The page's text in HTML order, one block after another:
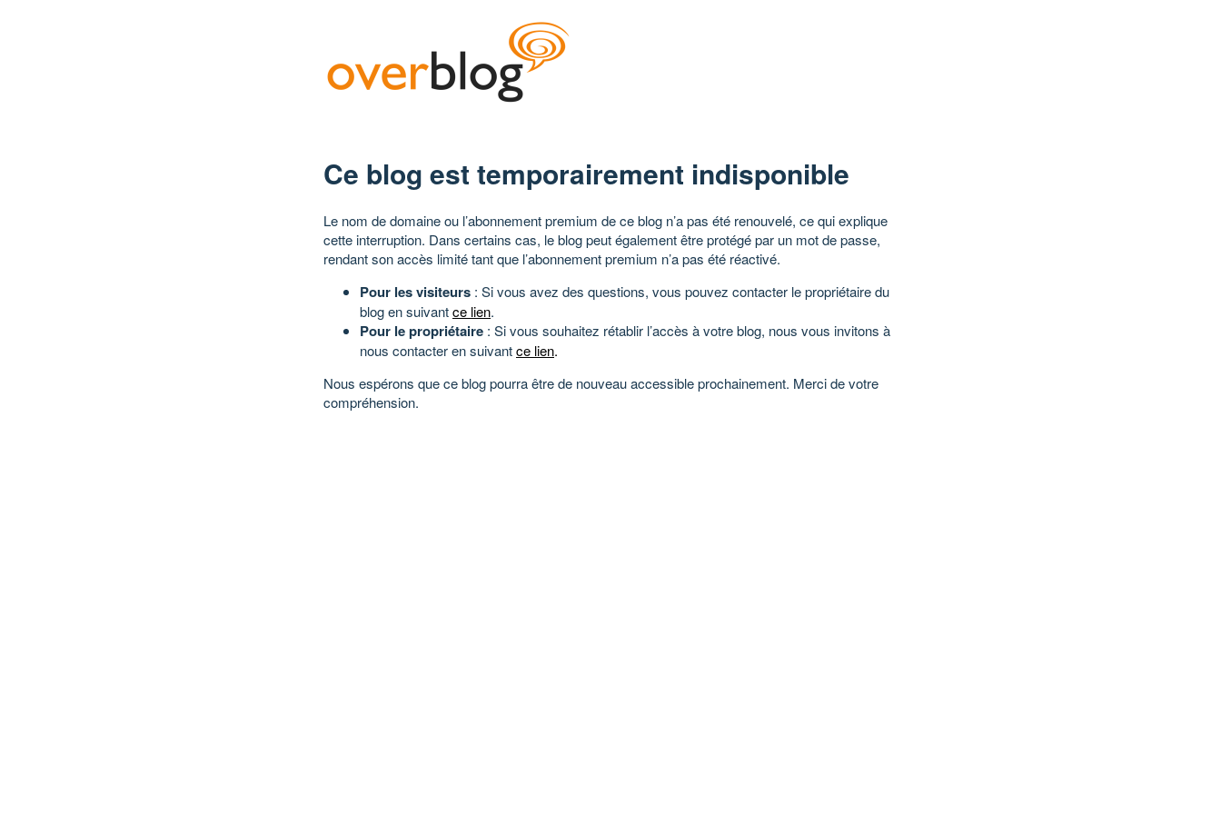
Ce blog est temporairement indisponible
Le nom de domaine ou l’abonnement premium de ce blog n’a pas été renouvelé, ce qui explique
cette interruption. Dans certains cas, le blog peut également être protégé par un mot de passe,
rendant son accès limité tant que l’abonnement premium n’a pas été réactivé.
Pour les visiteurs : Si vous avez des questions, vous pouvez contacter le propriétaire du
blog en suivantce lien.
Pour le propriétaire : Si vous souhaitez rétablir l’accès à votre blog, nous vous invitons à
nous contacter en suivantce lien.
Nous espérons que ce blog pourra être de nouveau accessible prochainement. Merci de votre
compréhension.